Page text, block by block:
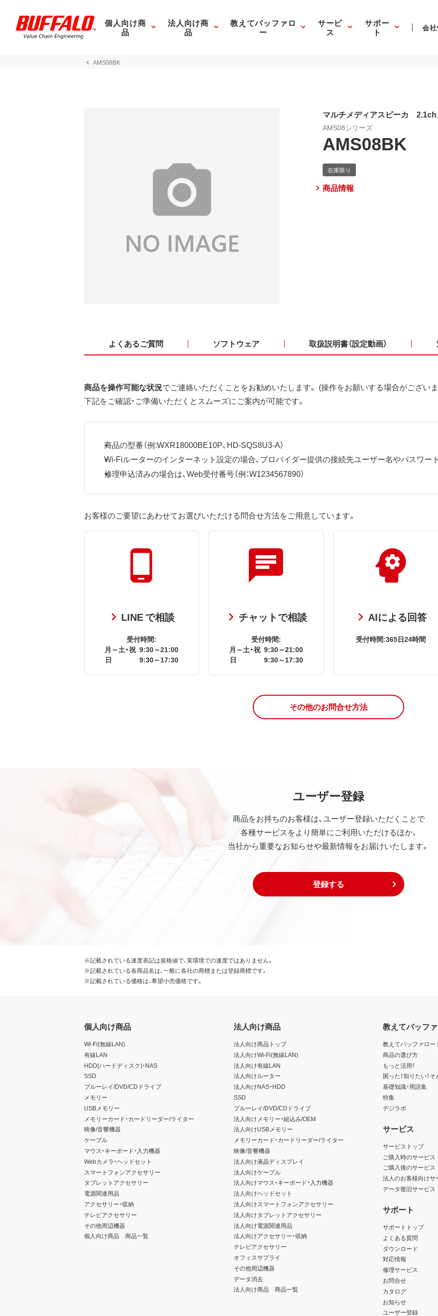
個人向け商
品
法人向け商
品
教えてバッファロ
ー
サービ
ス
サポー
ト 会
AMS08BK
マルチメディアスピーカ 2.1ch
AMS08シリーズ
AMS08BK
商品情報
よくあるご質問 ソフトウェア 取扱説明書（設定動画）
商品を操作可能な状況でご連絡いただくことをお勧めいたします。 (操作をお願いする場合がござい
下記をご確認・ご準備いただくとスムーズにご案内が可能です。
商品の型番（例:WXR18000BE10P、HD-SQS8U3-A）
Wi-Fiルーターのインターネット設定の場合、プロバイダー提供の接続先ユーザー名やパスワー
修理申込済みの場合は、Web受付番号（例：W1234567890）
お客様のご要望にあわせてお選びいただける問合せ方法をご用意しています。
LINE で相談
受付時間:
月～土・祝 9:30～21:00
日
9:30～17:30
チャットで相談
受付時間:
月～土・祝 9:30～21:00
日
9:30～17:30
AIによる回答
受付時間:365日24時間
その他のお問合せ方法
ユーザー登録
商品をお持ちのお客様は、ユーザー登録いただくことで
各種サービスをより簡単にご利用いただけるほか、
当社から重要なお知らせや最新情報をお届けいたします。
登録する
※記載されている速度表記は規格値で、実環境での速度ではありません。
※記載されている各商品名は、一般に各社の商標または登録商標です。
※記載されている価格は、希望小売価格です。
個人向け商品
Wi-Fi(無線LAN)
有線LAN
HDD(ハードディスク)・NAS
SSD
ブルーレイ/DVD/CDドライブ
メモリー
USBメモリー
メモリーカード・カードリーダー/ライター
映像/音響機器
ケーブル
マウス・キーボード・入力機器
Webカメラ・ヘッドセット
スマートフォンアクセサリー
タブレットアクセサリー
電源関連用品
アクセサリー・収納
テレビアクセサリー
その他周辺機器
個人向け商品 商品一覧
法人向け商品
法人向け商品トップ
法人向けWi-Fi(無線LAN)
法人向け有線LAN
法人向けルーター
法人向けNAS・HDD
SSD
ブルーレイ/DVD/CDドライブ
法人向けメモリー・組込み/OEM
法人向けUSBメモリー
メモリーカード・カードリーダー/ライター
映像/音響機器
法人向け液晶ディスプレイ
法人向けケーブル
法人向けマウス・キーボード・入力機器
法人向けヘッドセット
法人向けスマートフォンアクセサリー
法人向けタブレットアクセサリー
法人向け電源関連用品
法人向けアクセサリー・収納
テレビアクセサリー
オフィスサプライ
その他周辺機器
データ消去
法人向け商品 商品一覧
教えてバッフ
教えてバッファロー
商品の選び方
もっと活用！
困った！知りたい！
基礎知識・用語集
特集
デジラボ
サービス
サービストップ
ご購入時のサービス
ご購入後のサービス
法人のお客様向けサ
データ復旧サービス
サポート
サポートトップ
よくある質問
ダウンロード
対応情報
修理サービス
お問合せ
カタログ
お知らせ
ユーザー登録